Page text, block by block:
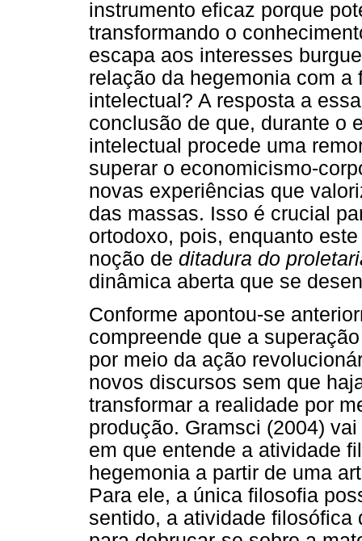
instrumento eficaz porque
transformando o
escapa aos interesses
relação da hegemonia com
intelectual? A resposta a
conclusão de que, durante o
intelectual procede uma
superar o economicismo-
novas experiências que
das massas. Isso é crucial
ortodoxo, pois, enquanto
noção de ditadura do
dinâmica aberta que se
Conforme apontou-se
compreende que a
por meio da ação
novos discursos sem que
transformar a realidade por
produção. Gramsci (2004)
em que entende a atividade
hegemonia a partir de uma
Para ele, a única filosofia
sentido, a atividade